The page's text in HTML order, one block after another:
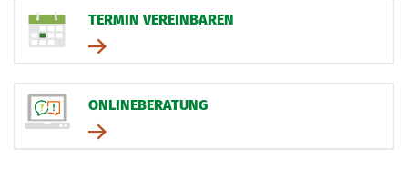
TERMIN VEREINBAREN
ONLINEBERATUNG